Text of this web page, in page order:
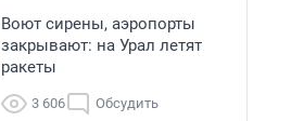
Воют сирены, аэропорты
закрывают: на Урал летят
ракеты
3 606 Обсудить